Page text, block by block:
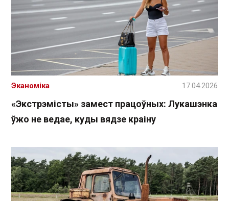
«Экстрэмісты» замест працоўных: Лукашэнка
ўжо не ведае, куды вядзе краіну
Эканоміка 17.04.2026